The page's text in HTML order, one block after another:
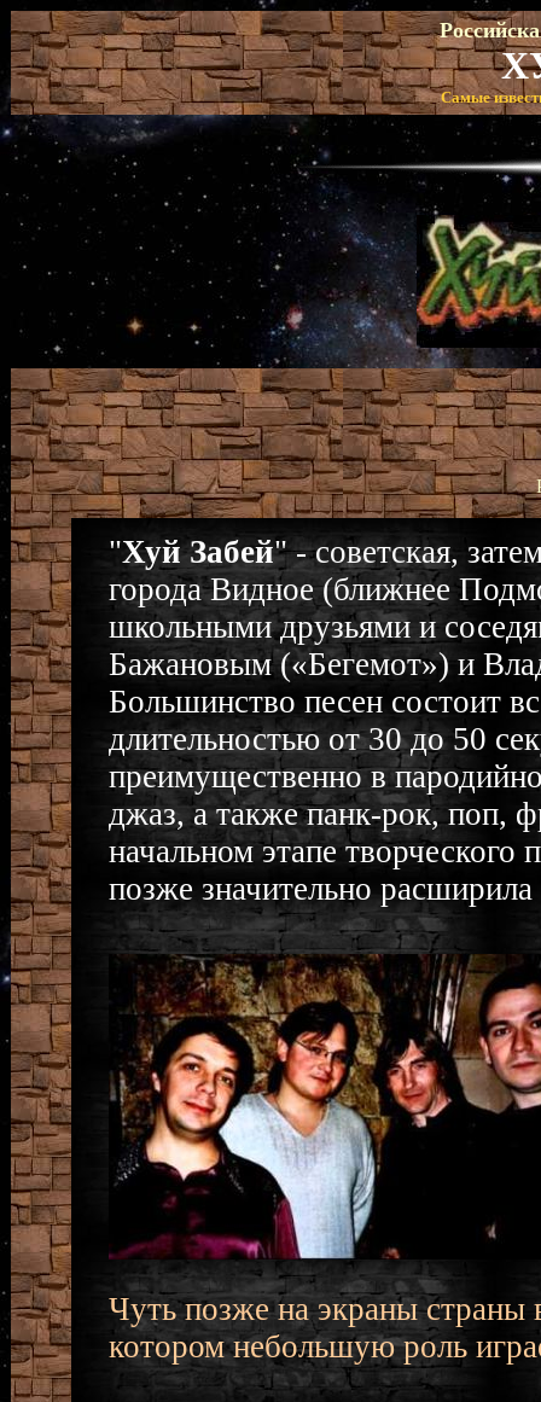
Самые
"Хуй Забей" - советская,
города Видное (ближнее
школьными друзьями и
Бажановым («Бегемот») и
Большинство песен состоит
длительностью от 30 до 50
преимущественно в
джаз, а также панк-рок, поп,
начальном этапе творческого
позже значительно
Чуть позже на экраны
котором небольшую роль